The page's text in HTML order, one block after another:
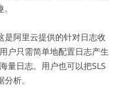
是阿里云提供的针对日志收
户只需简单地配置日志产生
量日志。用户也可以把SLS
析。